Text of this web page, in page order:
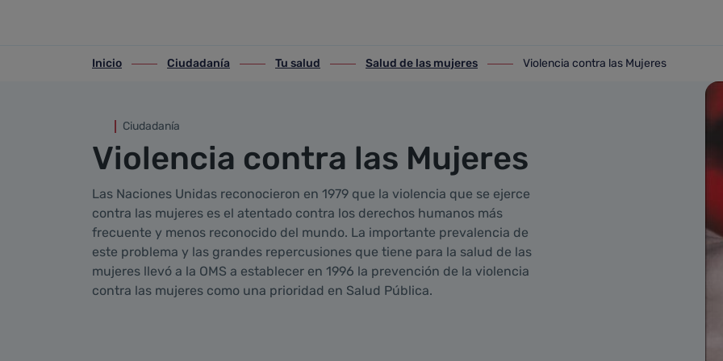
ir-a inicio
Inicio
ir-a Ciudadanía
Ciudadanía
ir-a Tu salud
Tu salud
ir-a Salud de las mujeres
Salud de las mujeres
ir-a Violencia contra las Mujeres
Violencia contra las Mujeres
Ciudadanía
Violencia contra las Mujeres
Las Naciones Unidas reconocieron en 1979 que la violencia que se ejerce
contra las mujeres es el atentado contra los derechos humanos más
frecuente y menos reconocido del mundo. La importante prevalencia de
este problema y las grandes repercusiones que tiene para la salud de las
mujeres llevó a la OMS a establecer en 1996 la prevención de la violencia
contra las mujeres como una prioridad en Salud Pública.